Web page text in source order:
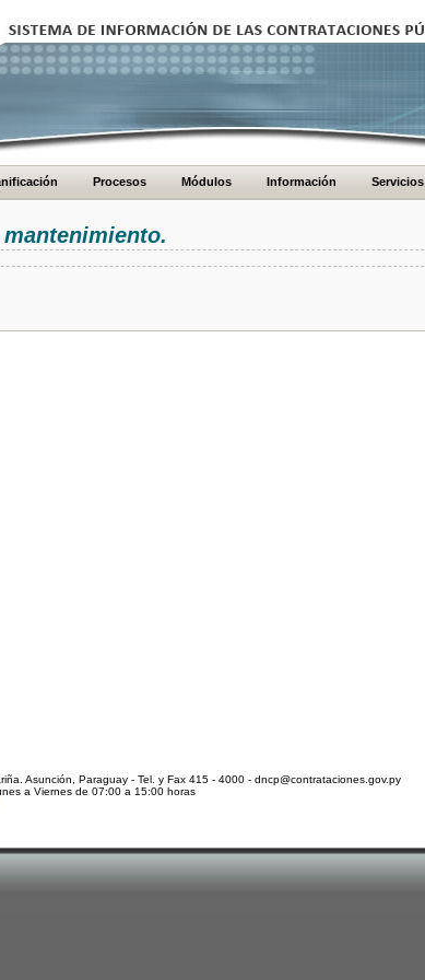
Procesos Módulos Información Servicios
Asunción, Paraguay - Tel. y Fax 415 - 4000 - dncp@contrataciones.gov.py
a Viernes de 07:00 a 15:00 horas